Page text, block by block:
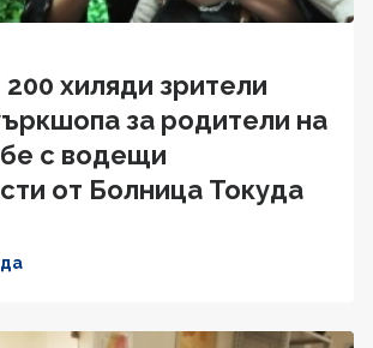
хиляди зрители
за родители на
с водещи
от Болница Токуда